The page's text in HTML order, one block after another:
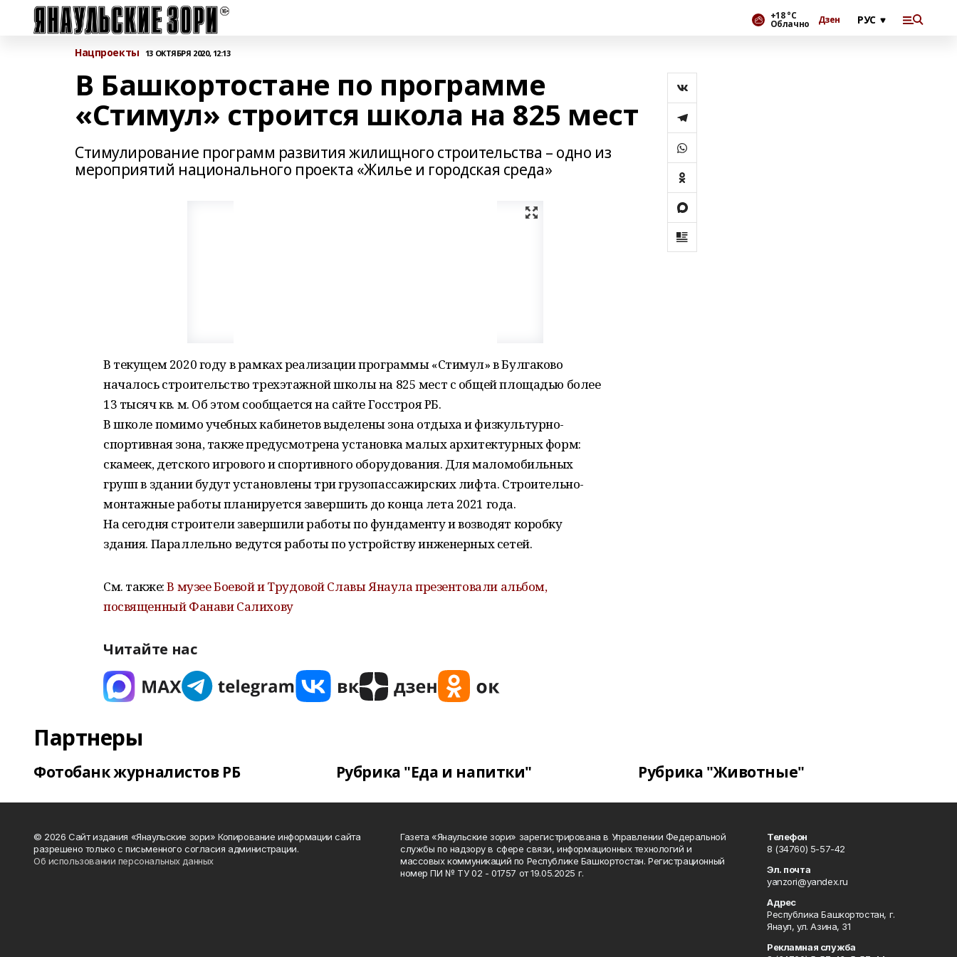
+18 °С
Облачно Дзен
Нацпроекты 13 ОКТЯБРЯ 2020, 12:13
В Башкортостане по программе
«Стимул» строится школа на 825 мест
Стимулирование программ развития жилищного строительства – одно из
мероприятий национального проекта «Жилье и городская среда»
В текущем 2020 году в рамках реализации программы «Стимул» в Булгаково
началось строительство трехэтажной школы на 825 мест с общей площадью более
13 тысяч кв. м. Об этом сообщается на сайте Госстроя РБ.
В школе помимо учебных кабинетов выделены зона отдыха и физкультурно-
спортивная зона, также предусмотрена установка малых архитектурных форм:
скамеек, детского игрового и спортивного оборудования. Для маломобильных
групп в здании будут установлены три грузопассажирских лифта. Строительно-
монтажные работы планируется завершить до конца лета 2021 года.
На сегодня строители завершили работы по фундаменту и возводят коробку
здания. Параллельно ведутся работы по устройству инженерных сетей.
См. также:В музее Боевой и Трудовой Славы Янаула презентовали альбом,
посвященный Фанави Салихову
Читайте нас
Партнеры
Фотобанк журналистов РБ Рубрика "Еда и напитки" Рубрика "Животные"
© 2026 Сайт издания «Янаульские зори» Копирование информации сайта
разрешено только с письменного согласия администрации.
Об использовании персональных данных
Газета «Янаульские зори» зарегистрирована в Управлении Федеральной
службы по надзору в сфере связи, информационных технологий и
массовых коммуникаций по Республике Башкортостан. Регистрационный
номер ПИ № ТУ 02 - 01757 от 19.05.2025 г.
Телефон
8 (34760) 5-57-42
Эл. почта
yanzori@yandex.ru
Адрес
Республика Башкортостан, г.
Янаул, ул. Азина, 31
Рекламная служба